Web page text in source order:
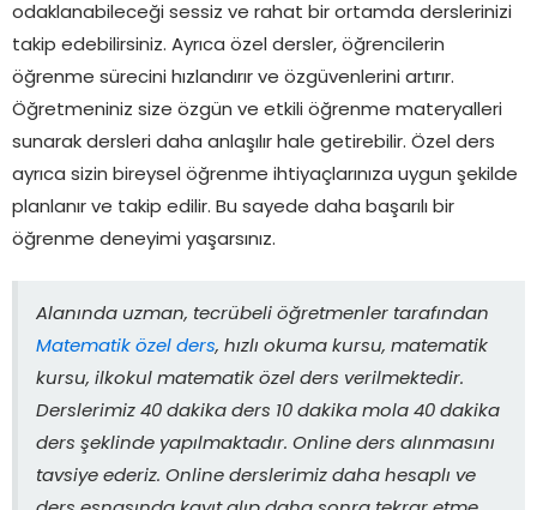
odaklanabileceği sessiz ve rahat bir ortamda derslerinizi
takip edebilirsiniz. Ayrıca özel dersler, öğrencilerin
öğrenme sürecini hızlandırır ve özgüvenlerini artırır.
Öğretmeniniz size özgün ve etkili öğrenme materyalleri
sunarak dersleri daha anlaşılır hale getirebilir. Özel ders
ayrıca sizin bireysel öğrenme ihtiyaçlarınıza uygun şekilde
planlanır ve takip edilir. Bu sayede daha başarılı bir
öğrenme deneyimi yaşarsınız.
Alanında uzman, tecrübeli öğretmenler tarafından
Matematik özel ders, hızlı okuma kursu, matematik
kursu, ilkokul matematik özel ders verilmektedir.
Derslerimiz 40 dakika ders 10 dakika mola 40 dakika
ders şeklinde yapılmaktadır. Online ders alınmasını
tavsiye ederiz. Online derslerimiz daha hesaplı ve